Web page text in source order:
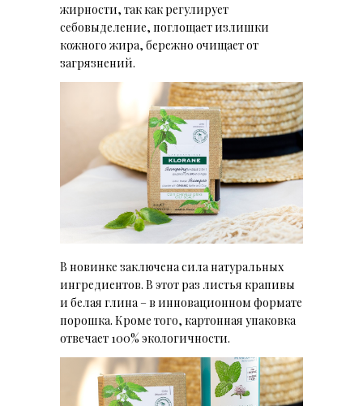
жирности, так как регулирует
себовыделение, поглощает излишки
кожного жира, бережно очищает от
загрязнений.
В новинке заключена сила натуральных
ингредиентов. В этот раз листья крапивы
и белая глина – в инновационном формате
порошка. Кроме того, картонная упаковка
отвечает 100% экологичности.